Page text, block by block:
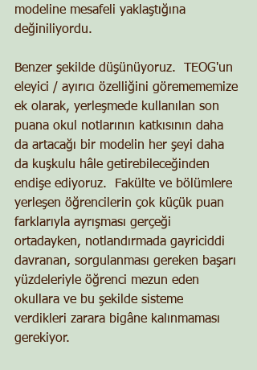
modeline mesafeli yaklaştığına
değiniliyordu.
Benzer şekilde düşünüyoruz.  TEOG'un
eleyici / ayırıcı özelliğini göremememize
ek olarak, yerleşmede kullanılan son
puana okul notlarının katkısının daha
da artacağı bir modelin her şeyi daha
da kuşkulu hâle getirebileceğinden
endişe ediyoruz.  Fakülte ve bölümlere
yerleşen öğrencilerin çok küçük puan
farklarıyla ayrışması gerçeği
ortadayken, notlandırmada gayriciddi
davranan, sorgulanması gereken başarı
yüzdeleriyle öğrenci mezun eden
okullara ve bu şekilde sisteme
verdikleri zarara bigâne kalınmaması
gerekiyor.